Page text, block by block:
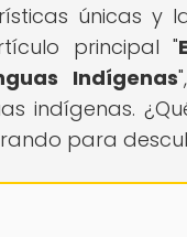
únicas y
principal "
Indígenas
indígenas.
para